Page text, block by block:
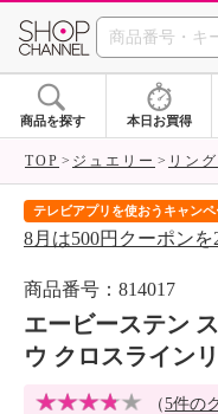
商品を探す 本日お買得
TOP ジュエリー リング
テレビアプリを使おうキャンペ
8月は500円クーポンを
商品番号：814017
エービーステン
ウ クロスライン
（5件の